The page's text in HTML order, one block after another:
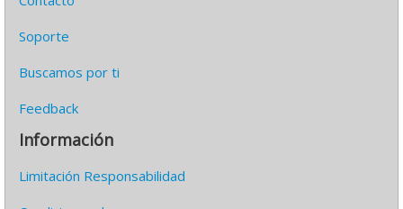
Soporte
Buscamos por ti
Feedback
Información
Limitación Responsabilidad